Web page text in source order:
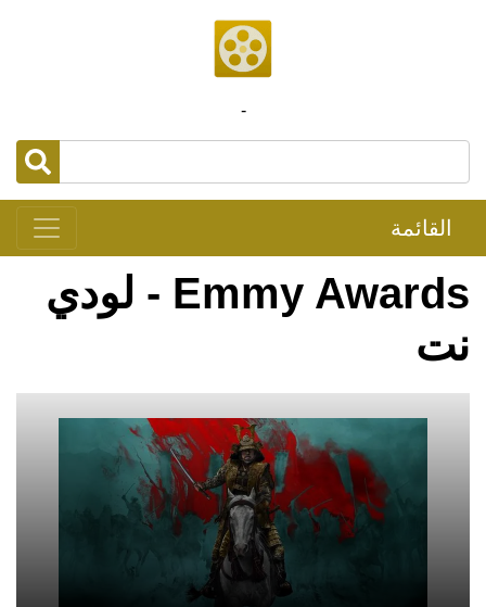
-
القائمة
Emmy Awards - لودي
نت